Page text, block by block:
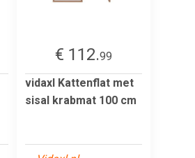
€ 112.99
vidaxl Kattenflat met
sisal krabmat 100 cm